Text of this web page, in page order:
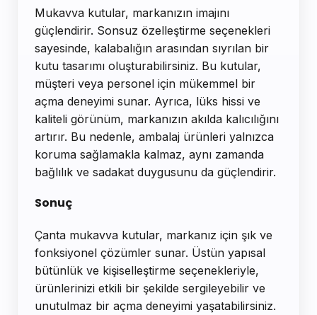
Mukavva kutular, markanızın imajını
güçlendirir. Sonsuz özelleştirme seçenekleri
sayesinde, kalabalığın arasından sıyrılan bir
kutu tasarımı oluşturabilirsiniz. Bu kutular,
müşteri veya personel için mükemmel bir
açma deneyimi sunar. Ayrıca, lüks hissi ve
kaliteli görünüm, markanızın akılda kalıcılığını
artırır. Bu nedenle, ambalaj ürünleri yalnızca
koruma sağlamakla kalmaz, aynı zamanda
bağlılık ve sadakat duygusunu da güçlendirir.
Sonuç
Çanta mukavva kutular, markanız için şık ve
fonksiyonel çözümler sunar. Üstün yapısal
bütünlük ve kişiselleştirme seçenekleriyle,
ürünlerinizi etkili bir şekilde sergileyebilir ve
unutulmaz bir açma deneyimi yaşatabilirsiniz.